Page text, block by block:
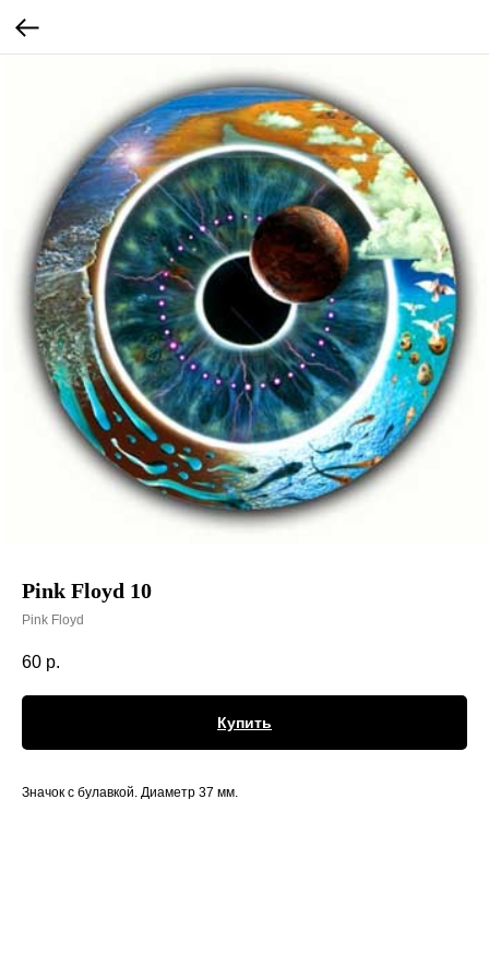
Pink Floyd 10
Pink Floyd
60 р.
Купить
Значок с булавкой. Диаметр 37 мм.